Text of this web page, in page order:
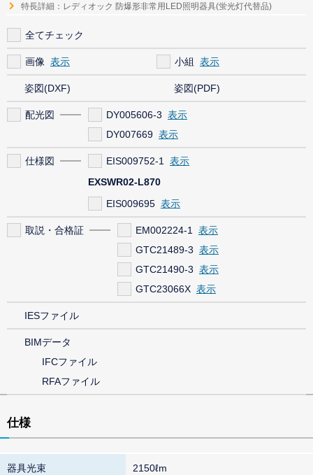
特長詳細：レディオック 防爆形非常用LED照明器具(蛍光灯代替品)
全てチェック
画像 小組
姿図(DXF) 姿図(PDF)
配光図
DY005606-3
DY007669
仕様図
EIS009752-1
EXSWR02-L870
EIS009695
取説・合格証
EM002224-1
GTC21489-3
GTC21490-3
GTC23066X
IESファイル
BIMデータ
IFCファイル
RFAファイル
仕様
器具光束 2150ℓm